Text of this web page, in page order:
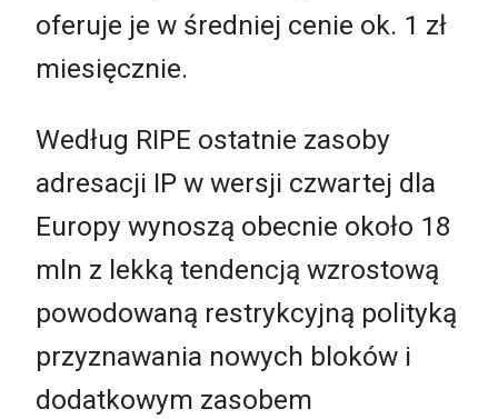
oferuje je w średniej cenie ok. 1 zł
miesięcznie.
Według RIPE ostatnie zasoby
adresacji IP w wersji czwartej dla
Europy wynoszą obecnie około 18
mln z lekką tendencją wzrostową
powodowaną restrykcyjną polityką
przyznawania nowych bloków i
dodatkowym zasobem